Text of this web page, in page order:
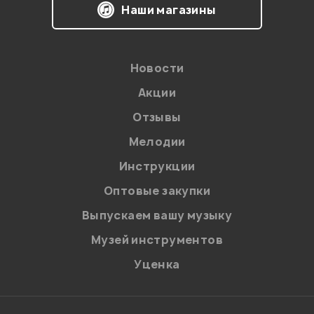
на обработку персональных данных в
Политикой в отношении обработки
персональных данных.
Введите проверочное число:
Наши магазины
Новости
Акции
Отзывы
Мелодии
Инструкции
Оптовые закупки
Выпускаем вашу музыку
Музей инструментов
Уценка